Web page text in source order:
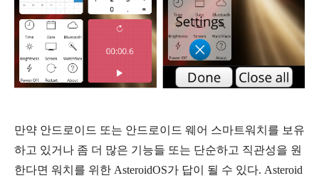
만약 안드로이드 또는 안드로이드 웨어 스마트워치를 보유
하고 있거나 좀 더 많은 기능들 또는 단순하고 직관성을 원
한다면 워치를 위한 AsteroidOS가 답이 될 수 있다. Asteroid